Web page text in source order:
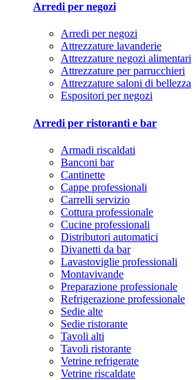
Arredi per negozi
Arredi per negozi
Attrezzature lavanderie
Attrezzature negozi alimentari
Attrezzature per parrucchieri
Attrezzature saloni di bellezza
Espositori per negozi
Arredi per ristoranti e bar
Armadi riscaldati
Banconi bar
Cantinette
Cappe professionali
Carrelli servizio
Cottura professionale
Cucine professionali
Distributori automatici
Divanetti da bar
Lavastoviglie professionali
Montavivande
Preparazione professionale
Refrigerazione professionale
Sedie alte
Sedie ristorante
Tavoli alti
Tavoli ristorante
Vetrine refrigerate
Vetrine riscaldate